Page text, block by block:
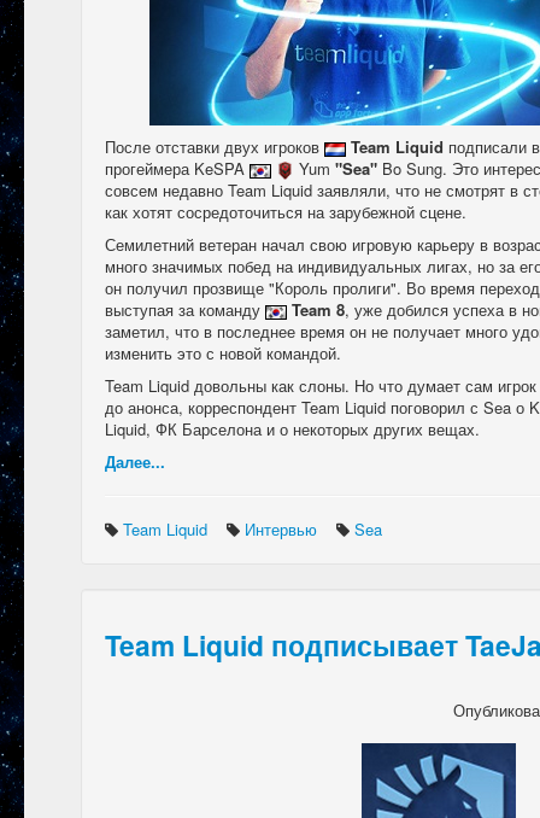
После отставки двух игроков Team Liquid подписали
прогеймера KeSPA
Yum "Sea" Bo Sung. Это
совсем недавно Team Liquid заявляли, что не смотрят в
как хотят сосредоточиться на зарубежной сцене.
Семилетний ветеран начал свою игровую карьеру в
много значимых побед на индивидуальных лигах, но за
он получил прозвище "Король пролиги". Во время
выступая за команду
Team 8, уже добился успеха в
заметил, что в последнее время он не получает много
изменить это с новой командой.
Team Liquid довольны как слоны. Но что думает сам
до анонса, корреспондент Team Liquid поговорил с Sea о
Liquid, ФК Барселона и о некоторых других вещах.
Далее...
Team Liquid Интервью Sea
Team Liquid подписывает